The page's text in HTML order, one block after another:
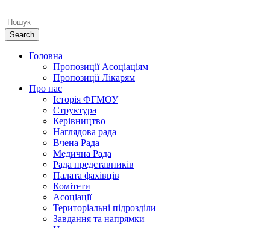
Головна
Пропозиції Асоціаціям
Пропозиції Лікарям
Про нас
Історія ФГМОУ
Структура
Керівництво
Наглядова рада
Вчена Рада
Медична Рада
Рада представників
Палата фахівців
Комітети
Асоціації
Територіальні підрозділи
Завдання та напрямки